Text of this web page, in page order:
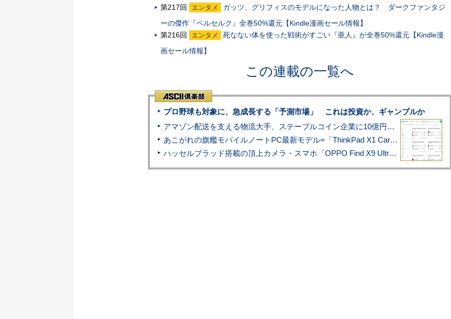
第217回
エンタメ
ガッツ、グリフィスのモデルになった人物とは？ ダークファンタジ
ーの傑作『ベルセルク』全巻50%還元【Kindle漫画セール情報】
第216回
エンタメ
死なない体を使った戦術がすごい『亜人』が全巻50%還元【Kindle漫
画セール情報】
この連載の一覧へ
プロ野球も対象に、急成長する「予測市場」 これは投資か、ギャンブルか
アマゾン配送を支える物流大手、ステーブルコイン企業に10億円投資のワケ
あこがれの旗艦モバイルノートPC最新モデル=「ThinkPad X1 Carbon Gen 14 Aura Edition」実機レビュー
ハッセルブラッド搭載の頂上カメラ・スマホ「OPPO Find X9 Ultra」実写レビュー=プロが本気で徹底撮影しました!!